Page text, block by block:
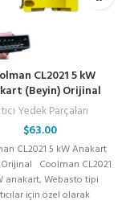
CL2021 5 kW
(Beyin) Orijinal
Yedek Parçaları
$63.00
CL2021 5 kW Anakart
Coolman CL2021
anakart, Webasto tipi
için özel olarak